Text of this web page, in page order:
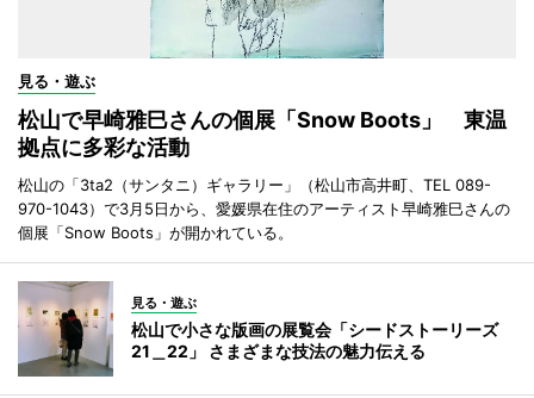
見る・遊ぶ
松山で早崎雅巳さんの個展「Snow Boots」 東温
拠点に多彩な活動
松山の「3ta2（サンタニ）ギャラリー」（松山市高井町、TEL 089-
970-1043）で3月5日から、愛媛県在住のアーティスト早崎雅巳さんの
個展「Snow Boots」が開かれている。
見る・遊ぶ
松山で小さな版画の展覧会「シードストーリーズ
21＿22」 さまざまな技法の魅力伝える